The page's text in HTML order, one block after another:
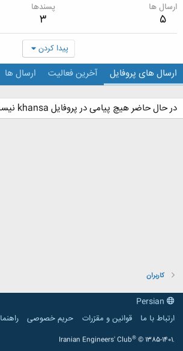
ارسال ها
5
پسندها
3
پیدا کردن
ارسال های پروفایل آخرین فعالیت ارسال ها
در حال حاضر هیچ پیامی در پروفایل khansa نیست.
کاربران
ارتباط با ما
قوانین و مقرّرات حریم خصوصی راهنما
Iranian Engineers' Club® © 1385-1401.